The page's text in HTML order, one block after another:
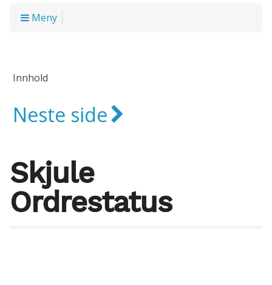
Meny
Innhold
Neste side
Skjule
Ordrestatus